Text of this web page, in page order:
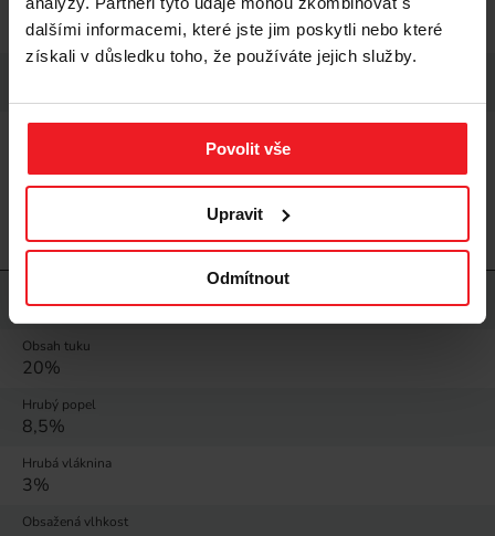
dalšími informacemi, které jste jim poskytli nebo které
získali v důsledku toho, že používáte jejich služby.
Povolit vše
Upravit
Odmítnout
Hmotnost
100 g
Další funkce
Rekonvalescence, Nemocná játra, Slinivka břišní, Bez
lepku, Bez obilovin
NUTRIČNÍ HODNOTY
38%
Obsah tuku
20%
Hrubý popel
8,5%
Hrubá vláknina
3%
Obsažená vlhkost